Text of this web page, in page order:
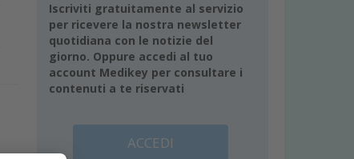
Iscriviti gratuitamente al servizio
per ricevere la nostra newsletter
quotidiana con le notizie del
giorno. Oppure accedi al tuo
account Medikey per consultare i
contenuti a te riservati
ACCEDI